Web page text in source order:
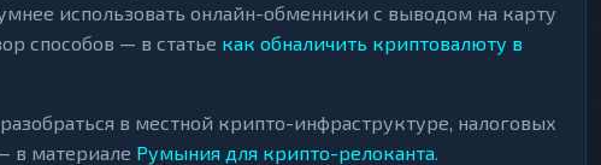
использовать онлайн-обменники с выводом на карту
способов — в статье как обналичить криптовалюту в
в местной крипто-инфраструктуре, налоговых
в материале Румыния для крипто-релоканта.